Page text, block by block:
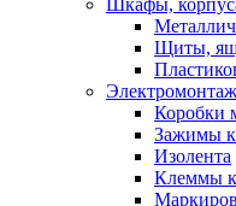
Шкафы,
Щиты,
Коробки
Зажимы
Изолента
Клеммы